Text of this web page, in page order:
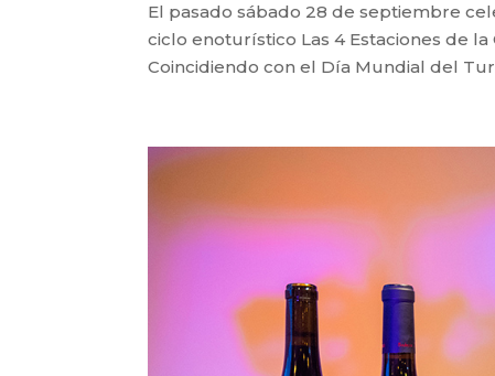
El pasado sábado 28 de septiembre
ciclo enoturístico Las 4 Estaciones de
Coincidiendo con el Día Mundial del